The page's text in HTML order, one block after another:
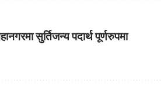
सुर्तिजन्य पदार्थ पूर्णरुपमा